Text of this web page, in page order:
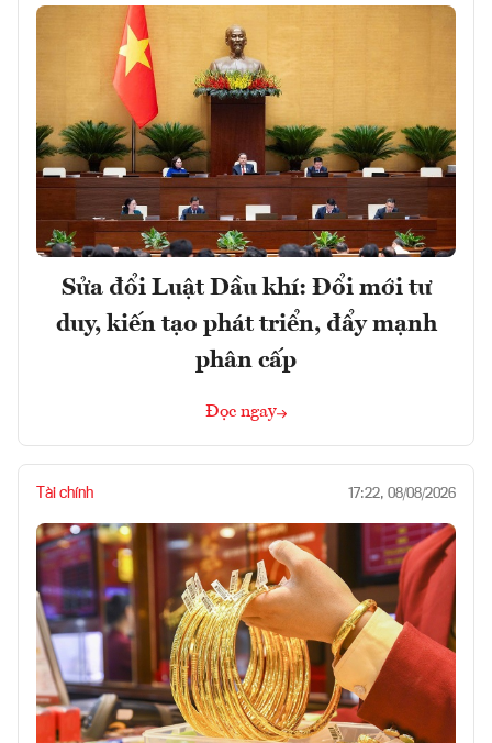
Sửa đổi Luật Dầu khí: Đổi mới tư
duy, kiến tạo phát triển, đẩy mạnh
phân cấp
Đọc ngay
Tài chính 17:22, 08/08/2026